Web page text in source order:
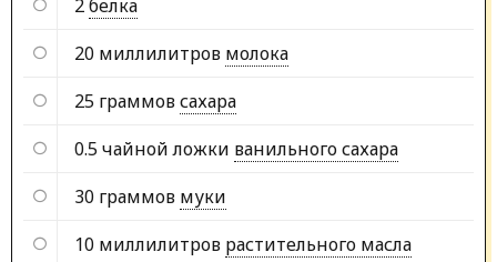
2белка
20 миллилитров молока
25 граммовсахара
0.5 чайной ложки ванильного сахара
30 граммов муки
10 миллилитров растительного масла